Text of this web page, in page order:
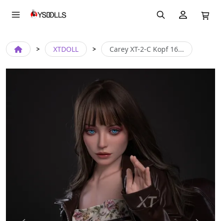
XTDOLL Carey XT-2-C Kopf 16...